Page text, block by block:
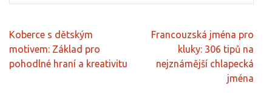
Navigace
pro
příspěvek
Koberce s dětským
motivem: Základ pro
pohodlné hraní a kreativitu
Francouzská jména pro
kluky: 306 tipů na
nejznámější chlapecká
jména